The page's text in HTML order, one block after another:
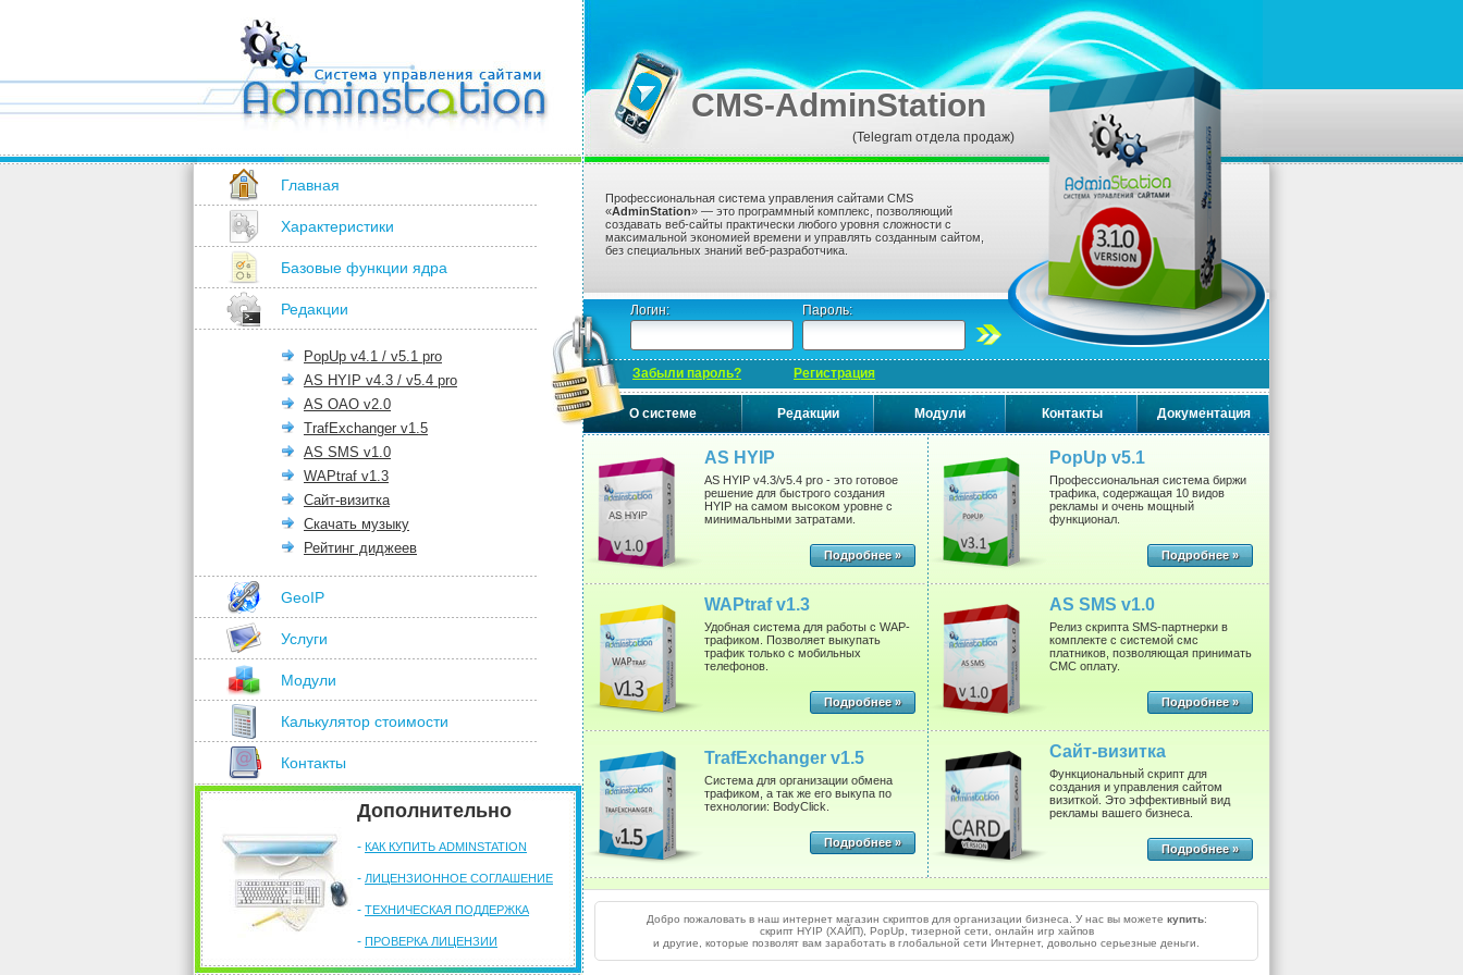
CMS-AdminStation
(Telegram отдела продаж)
Главная
Характеристики
Базовые функции ядра
Редакции
PopUp v4.1 / v5.1 pro
AS HYIP v4.3 / v5.4 pro
AS OAO v2.0
TrafExchanger v1.5
AS SMS v1.0
WAPtraf v1.3
Сайт-визитка
Скачать музыку
Рейтинг диджеев
GeoIP
Услуги
Модули
Калькулятор стоимости
Контакты
Дополнительно
- КАК КУПИТЬ ADMINSTATION
- ЛИЦЕНЗИОННОЕ СОГЛАШЕНИЕ
- ТЕХНИЧЕСКАЯ ПОДДЕРЖКА
- ПРОВЕРКА ЛИЦЕНЗИИ
Профессиональная система управления сайтами CMS
«AdminStation» — это программный комплекс, позволяющий
создавать веб-сайты практически любого уровня сложности с
максимальной экономией времени и управлять созданным сайтом,
без специальных знаний веб-разработчика.
Логин: Пароль:
Забыли пароль? Регистрация
О системе Редакции Модули Контакты Документация
AS HYIP
AS HYIP v4.3/v5.4 pro - это готовое
решение для быстрого создания
HYIP на самом высоком уровне с
минимальными затратами.
Подробнее »
PopUp v5.1
Профессиональная система биржи
трафика, содержащая 10 видов
рекламы и очень мощный
функционал.
Подробнее »
WAPtraf v1.3
Удобная система для работы с WAP-
трафиком. Позволяет выкупать
трафик только с мобильных
телефонов.
Подробнее »
AS SMS v1.0
Релиз скрипта SMS-партнерки в
комплекте с системой смс
платников, позволяющая принимать
СМС оплату.
Подробнее »
TrafExchanger v1.5
Система для организации обмена
трафиком, а так же его выкупа по
технологии: BodyClick.
Подробнее »
Сайт-визитка
Функциональный скрипт для
создания и управления сайтом
визиткой. Это эффективный вид
рекламы вашего бизнеса.
Подробнее »
Добро пожаловать в наш интернет магазин скриптов для организации бизнеса. У нас вы можете купить:
скрипт HYIP (ХАЙП), PopUp, тизерной сети, онлайн игр хайпов
и другие, которые позволят вам заработать в глобальной сети Интернет, довольно серьезные деньги.